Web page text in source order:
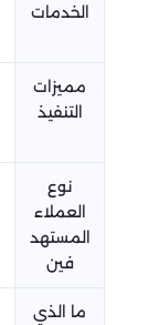
الخدمات
مميزات
التنفيذ
نوع
العملاء
المستهد
فين
ما الذي